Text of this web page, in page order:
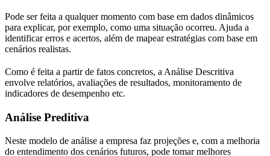
Pode ser feita a qualquer momento com base em dados dinâmicos
para explicar, por exemplo, como uma situação ocorreu. Ajuda a
identificar erros e acertos, além de mapear estratégias com base em
cenários realistas.
Como é feita a partir de fatos concretos, a Análise Descritiva
envolve relatórios, avaliações de resultados, monitoramento de
indicadores de desempenho etc.
Análise Preditiva
Neste modelo de análise a empresa faz projeções e, com a melhoria
do entendimento dos cenários futuros, pode tomar melhores